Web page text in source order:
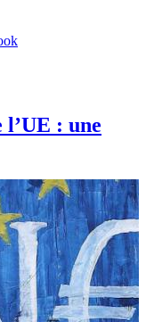
: une